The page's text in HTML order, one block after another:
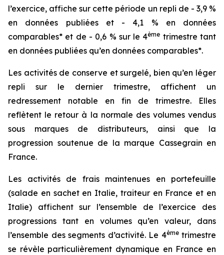
l’exercice, affiche sur cette période un repli de - 3,9 %
en données publiées et - 4,1 % en données
comparables* et de - 0,6 % sur le 4ème trimestre tant
en données publiées qu’en données comparables*.
Les activités de conserve et surgelé, bien qu’en léger
repli sur le dernier trimestre, affichent un
redressement notable en fin de trimestre. Elles
reflètent le retour à la normale des volumes vendus
sous marques de distributeurs, ainsi que la
progression soutenue de la marque Cassegrain en
France.
Les activités de frais maintenues en portefeuille
(salade en sachet en Italie, traiteur en France et en
Italie) affichent sur l’ensemble de l’exercice des
progressions tant en volumes qu’en valeur, dans
l’ensemble des segments d’activité. Le 4èmetrimestre
se révèle particulièrement dynamique en France en